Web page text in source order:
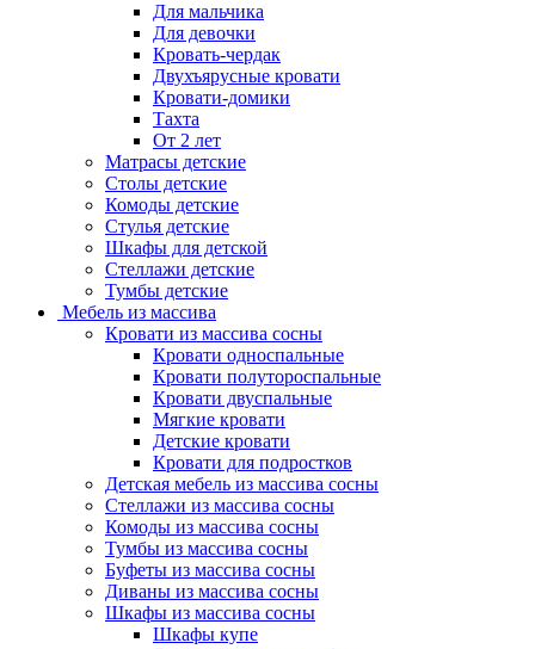
Для мальчика
Для девочки
Кровать-чердак
Двухъярусные кровати
Кровати-домики
Тахта
От 2 лет
Матрасы детские
Столы детские
Комоды детские
Стулья детские
Шкафы для детской
Стеллажи детские
Тумбы детские
Мебель из массива
Кровати из массива сосны
Кровати односпальные
Кровати полутороспальные
Кровати двуспальные
Мягкие кровати
Детские кровати
Кровати для подростков
Детская мебель из массива сосны
Стеллажи из массива сосны
Комоды из массива сосны
Тумбы из массива сосны
Буфеты из массива сосны
Диваны из массива сосны
Шкафы из массива сосны
Шкафы купе